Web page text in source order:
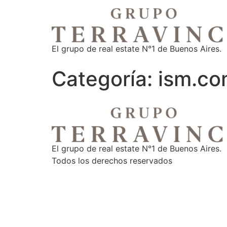
El grupo de real estate N°1 de Buenos Aires.
Categoría:
El grupo de real estate N°1 de Buenos Aires.
Todos los derechos reservados